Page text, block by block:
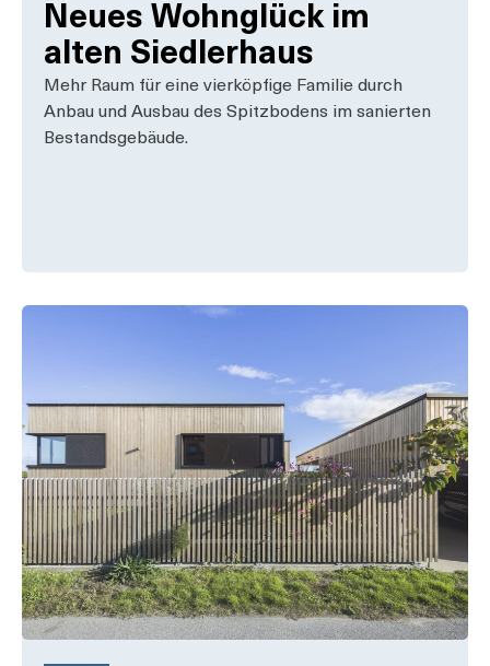
Neues Wohnglück im
alten Siedlerhaus
Mehr Raum für eine vierköpfige Familie durch
Anbau und Ausbau des Spitzbodens im sanierten
Bestandsgebäude.